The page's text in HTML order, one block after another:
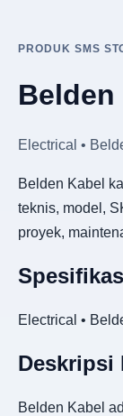
PRODUK SMS
Belden
Electrical •
Belden Kabel
teknis, model,
proyek,
Electrical •
Deskripsi
Belden Kabel